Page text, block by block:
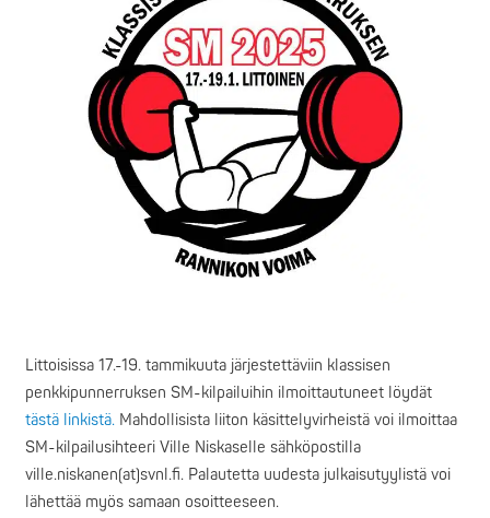
Littoisissa 17.-19. tammikuuta järjestettäviin klassisen
penkkipunnerruksen SM-kilpailuihin ilmoittautuneet löydät
tästä linkistä.Mahdollisista liiton käsittelyvirheistä voi ilmoittaa
SM-kilpailusihteeri Ville Niskaselle sähköpostilla
ville.niskanen(at)svnl.fi. Palautetta uudesta julkaisutyylistä voi
lähettää myös samaan osoitteeseen.